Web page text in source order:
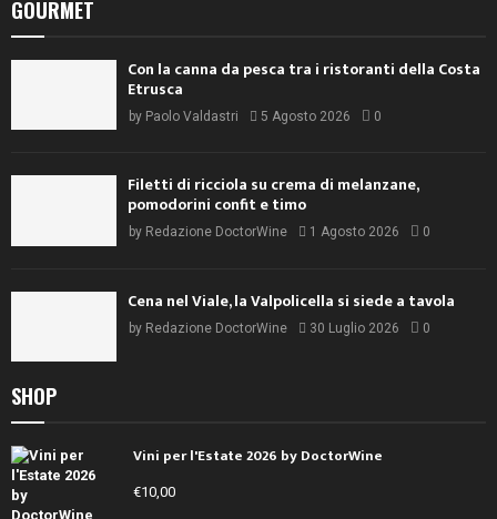
GOURMET
Con la canna da pesca tra i ristoranti della Costa
Etrusca
by Paolo Valdastri 5 Agosto 2026 0
Filetti di ricciola su crema di melanzane,
pomodorini confit e timo
by Redazione DoctorWine 1 Agosto 2026 0
Cena nel Viale, la Valpolicella si siede a tavola
by Redazione DoctorWine 30 Luglio 2026 0
SHOP
Vini per l'Estate 2026 by DoctorWine
€10,00